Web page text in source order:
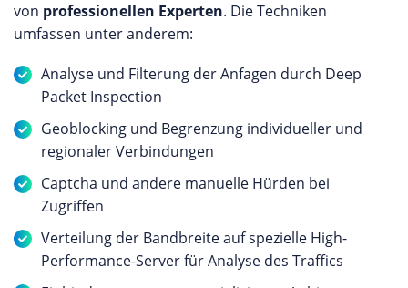
von professionellen Experten. Die Techniken
umfassen unter anderem:
Analyse und Filterung der Anfagen durch Deep
Packet Inspection
Geoblocking und Begrenzung individueller und
regionaler Verbindungen
Captcha und andere manuelle Hürden bei
Zugriffen
Verteilung der Bandbreite auf spezielle High-
Performance-Server für Analyse des Traffics